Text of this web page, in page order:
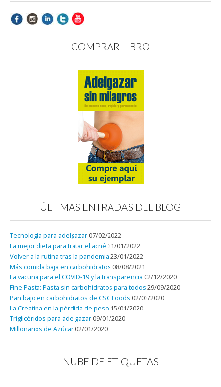
COMPRAR LIBRO
ÚLTIMAS ENTRADAS DEL BLOG
Tecnología para adelgazar 07/02/2022
La mejor dieta para tratar el acné 31/01/2022
Volver a la rutina tras la pandemia 23/01/2022
Más comida baja en carbohidratos 08/08/2021
La vacuna para el COVID-19 y la transparencia 02/12/2020
Fine Pasta: Pasta sin carbohidratos para todos 29/09/2020
Pan bajo en carbohidratos de CSC Foods 02/03/2020
La Creatina en la pérdida de peso 15/01/2020
Triglicéridos para adelgazar 09/01/2020
Millonarios de Azúcar 02/01/2020
NUBE DE ETIQUETAS